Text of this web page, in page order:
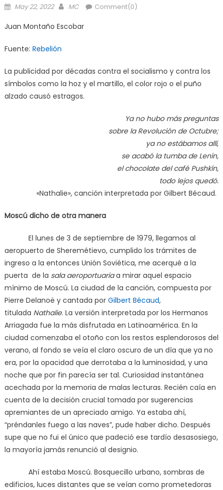
Posted
May 22, 2022 Author
MC Comment(0)
Juan Montaño Escobar
Fuente: Rebelión
La publicidad por décadas contra el socialismo y contra los
símbolos como la hoz y el martillo, el color rojo o el puño
alzado causó estragos.
Ya no hubo más preguntas
sobre la Revolución de Octubre;
ya no estábamos allí,
se acabó la tumba de Lenín,
el chocolate del café Pushkín,
todo lejos quedó.
«Nathalie», canción interpretada por Gilbert Bécaud.
Moscú dicho de otra manera
El lunes de 3 de septiembre de 1979, llegamos al
aeropuerto de Sheremétievo, cumplido los trámites de
ingreso a la entonces Unión Soviética, me acerqué a la
puerta de la sala aeroportuariaa mirar aquel espacio
mínimo de Moscú. La ciudad de la canción, compuesta por
Pierre Delanoë y cantada por Gilbert Bécaud,
titulada Nathalie. La versión interpretada por los Hermanos
Arriagada fue la más disfrutada en Latinoamérica. En la
ciudad comenzaba el otoño con los restos esplendorosos del
verano, al fondo se veía el claro oscuro de un día que ya no
era, por la opacidad que derrotaba a la luminosidad, y una
noche que por fin parecía ser tal. Curiosidad instantánea
acechada por la memoria de malas lecturas. Recién caía en
cuenta de la decisión crucial tomada por sugerencias
apremiantes de un apreciado amigo. Ya estaba ahí,
“préndanles fuego a las naves”, pude haber dicho. Después
supe que no fui el único que padeció ese tardío desasosiego,
la mayoría jamás renunció al designio.
Ahí estaba Moscú. Bosquecillo urbano, sombras de
edificios, luces distantes que se veían como prometedoras